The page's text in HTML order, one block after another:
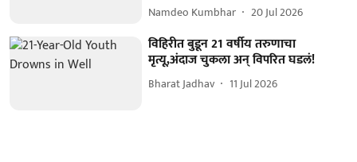
Namdeo Kumbhar 20 Jul 2026
विहिरीत बुडून 21 वर्षीय तरुणाचा
मृत्यू,अंदाज चुकला अन् विपरित घडलं!
Bharat Jadhav 11 Jul 2026